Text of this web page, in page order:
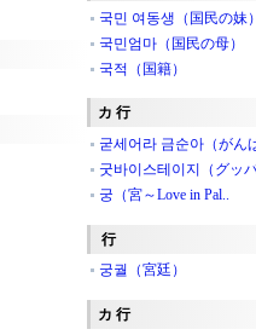
국민 여동생（国民の妹）
국민엄마（国民の母）
국적（国籍）
カ 行
굳세어라 금순아（がん
굿바이스테이지（グッ
궁（宮～Love in Pal..
行
궁궐（宮廷）
カ 行